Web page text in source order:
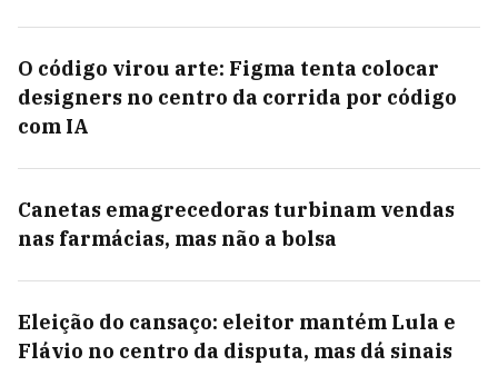
O código virou arte: Figma tenta colocar
designers no centro da corrida por código
com IA
Canetas emagrecedoras turbinam vendas
nas farmácias, mas não a bolsa
Eleição do cansaço: eleitor mantém Lula e
Flávio no centro da disputa, mas dá sinais